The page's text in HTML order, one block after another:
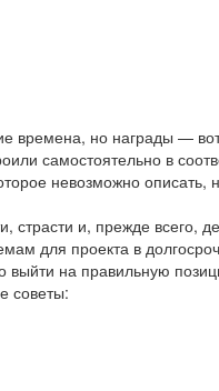
времена, но награды —
самостоятельно в
невозможно описать,
страсти и, прежде всего,
для проекта в
выйти на правильную
советы: